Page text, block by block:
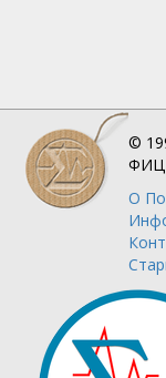
©
О